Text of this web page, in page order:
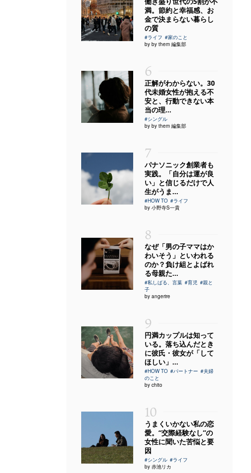
満。節約と幸福感、お
金で決まらない暮らし
の質
#ライフ #家のこと
by by them 編集部
6
正解がわからない。30
代未婚女性が抱える不
安と、行動できない本
当の理...
#シングル
by by them 編集部
7
パナソニック創業者も
実践。「自分は運が良
い」と信じるだけで人
生がうま...
#HOW TO #ライフ
by 小野寺S一貴
8
なぜ「男の子ママはか
わいそう」といわれる
のか？負け組とよばれ
る母親た...
#私しばる、言葉 #育児 #親と
子
by angerire
9
円満カップルは知って
いる。落ち込んだとき
に彼氏・彼女が「して
ほしい」...
#HOW TO #パートナー #夫婦
のこと
by chito
10
うまくいかない私の恋
愛。“交際経験なし”の
女性に聞いた苦悩と要
因
#シングル #ライフ
by 赤池リカ